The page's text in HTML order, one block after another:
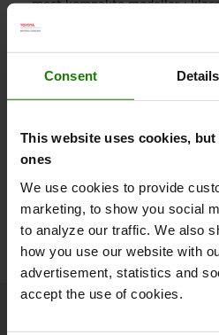
Consent Details
This website uses cookies,
ones
We use cookies to provide
marketing, to show you social
to analyze our traffic. We also
how you use our website with
advertisement, statistics and
accept the use of cookies.
ekstremt manøvredygtig
maks. hastighed, op til 8 km/t,
over lange afstande
Nedfældelige
Uhindret udsyn over
Markedest laveste
Smart Truck:
Se trucken her